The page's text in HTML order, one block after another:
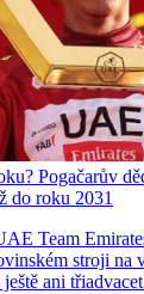
Pogačarův
do roku 2031
Team
stroji na
ani